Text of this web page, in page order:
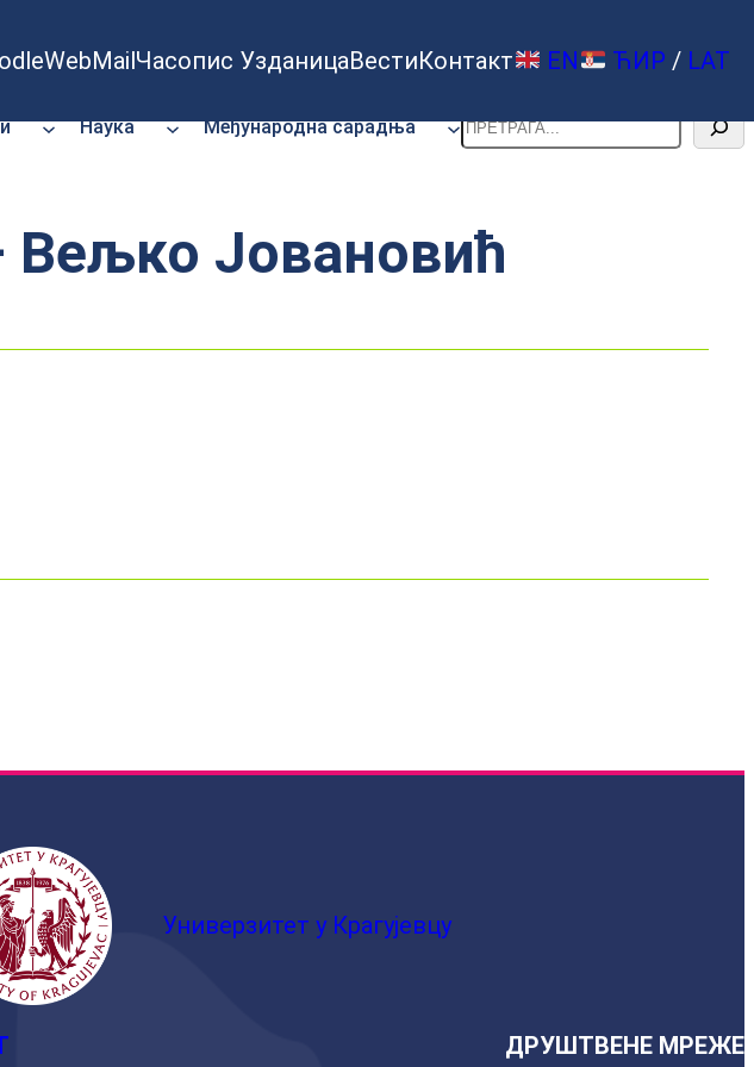
WebMailЧасопис УзданицаВестиКонтакт EN ЋИР / LAT
Наука Међународна сарадња Претрага
Вељко Јовановић
Универзитет у Крагујевцу
ДРУШТВЕНЕ МРЕЖЕ